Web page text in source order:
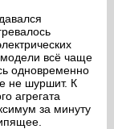
модели всё чаще
одновременно
не шуршит. К
агрегата
за минуту